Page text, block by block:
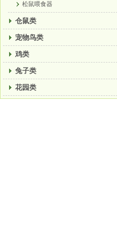
松鼠喂食器
仓鼠类
宠物鸟类
鸡类
兔子类
花园类